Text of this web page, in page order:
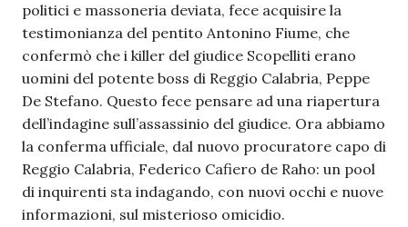
politici e massoneria deviata, fece acquisire la
testimonianza del pentito Antonino Fiume, che
confermò che i killer del giudice Scopelliti erano
uomini del potente boss di Reggio Calabria, Peppe
De Stefano. Questo fece pensare ad una riapertura
dell’indagine sull’assassinio del giudice. Ora abbiamo
la conferma ufficiale, dal nuovo procuratore capo di
Reggio Calabria, Federico Cafiero de Raho: un pool
di inquirenti sta indagando, con nuovi occhi e nuove
informazioni, sul misterioso omicidio.